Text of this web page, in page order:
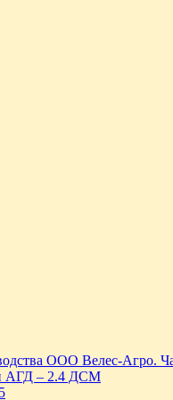
ООО Велес-Агро.
АГД – 2.4 ДСМ